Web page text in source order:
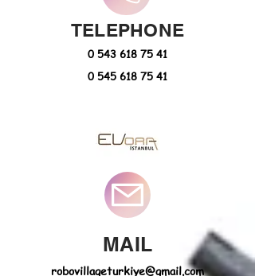
TELEPHONE
0 543 618 75 41
0 545 618 75 41
MAIL
robovillageturkiye@gmail.com